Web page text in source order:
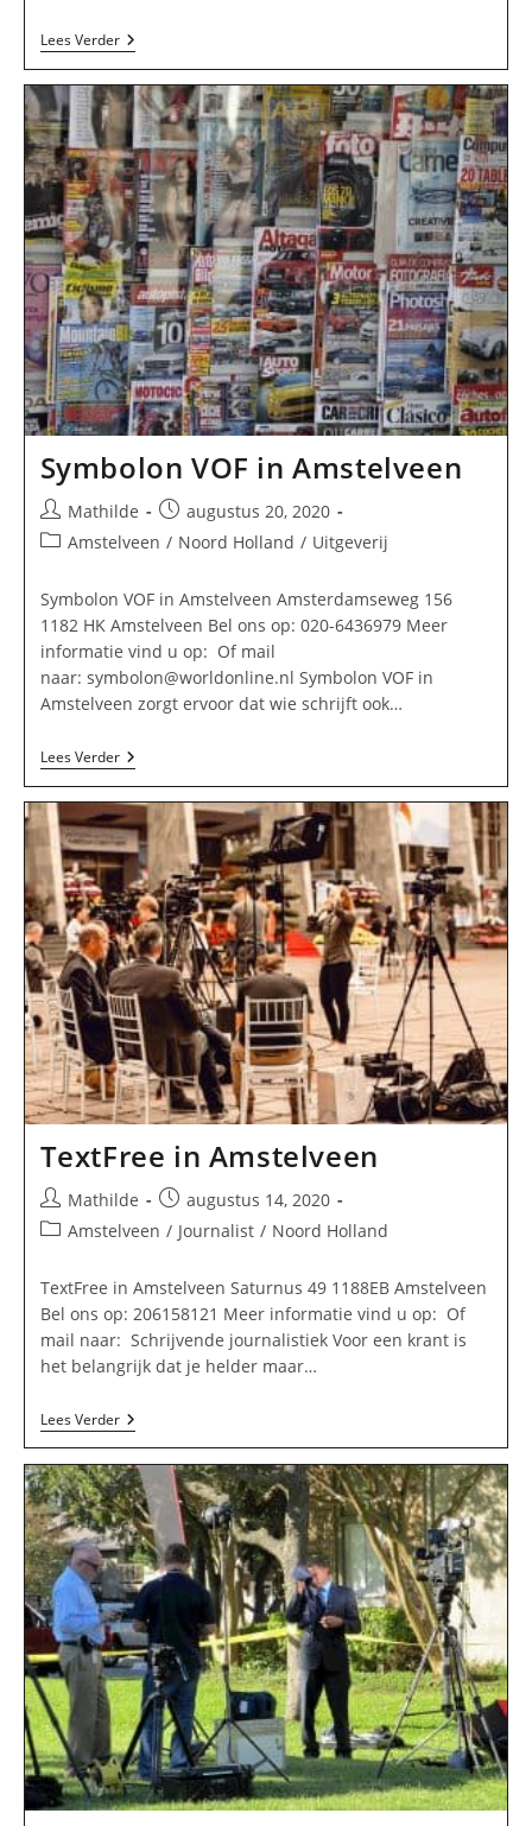
Lees VerderVos
Tekst
Jan
In
Amstelveen
Symbolon VOF in Amstelveen
Bericht
auteur:
Mathilde
Bericht
gepubliceerd
augustus 20, 2020
Berichtcategorie:
Amstelveen / Noord Holland / Uitgeverij
Symbolon VOF in Amstelveen Amsterdamseweg 156
1182 HK Amstelveen Bel ons op: 020-6436979 Meer
informatie vind u op: Of mail
naar: symbolon@worldonline.nl Symbolon VOF in
Amstelveen zorgt ervoor dat wie schrijft ook…
Lees VerderSymbolon
VOF
In
Amstelveen
TextFree in Amstelveen
Bericht
auteur:
Mathilde
Bericht
gepubliceerd
op:
augustus 14, 2020
Berichtcategorie:
Amstelveen / Journalist / Noord Holland
TextFree in Amstelveen Saturnus 49 1188EB Amstelveen
Bel ons op: 206158121 Meer informatie vind u op: Of
mail naar: Schrijvende journalistiek Voor een krant is
het belangrijk dat je helder maar…
Lees VerderTextFree
In